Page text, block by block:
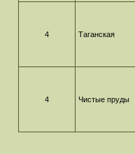
4 Таганская
4 Чистые пруды